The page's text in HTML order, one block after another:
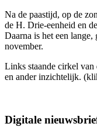
Na de paastijd, op de
de H. Drie-eenheid en
Daarna is het een
november.
Links staande cirkel
en ander inzichtelijk.
Digitale